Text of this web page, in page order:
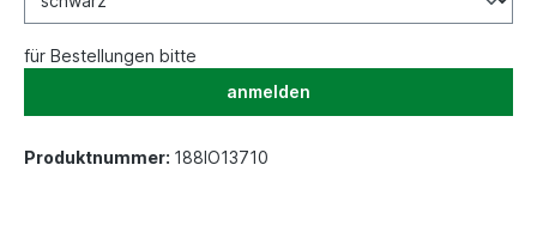
für Bestellungen bitte
anmelden
Produktnummer: 188IO13710